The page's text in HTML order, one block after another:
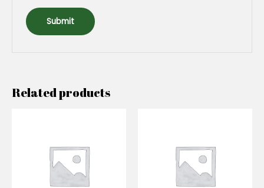
Related products